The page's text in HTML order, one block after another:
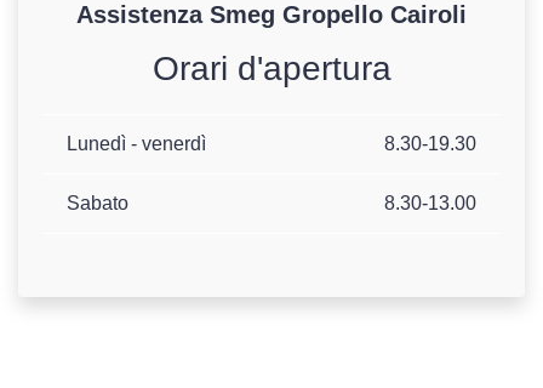
Assistenza Smeg Gropello Cairoli
Orari d'apertura
Lunedì - venerdì 8.30-19.30
Sabato 8.30-13.00